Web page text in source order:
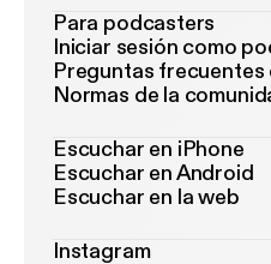
Para podcasters
Iniciar sesión como
Preguntas
Normas de la
Escuchar en iPhone
Escuchar en Android
Escuchar en la web
Instagram